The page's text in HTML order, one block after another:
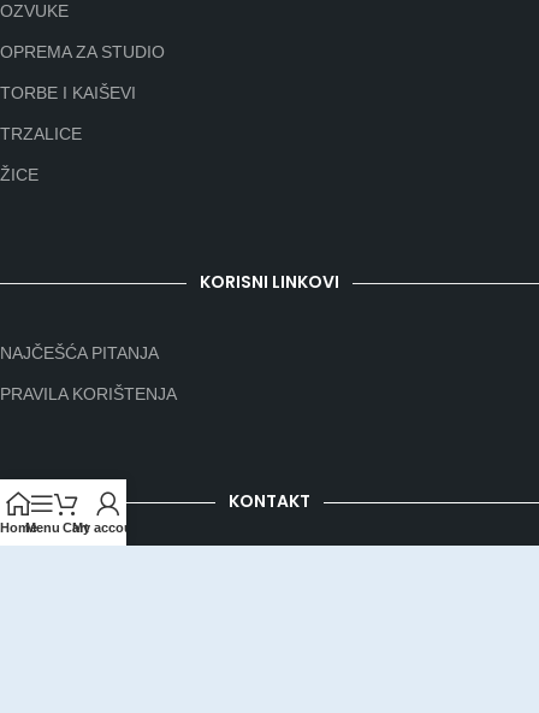
OZVUKE
OPREMA ZA STUDIO
TORBE I KAIŠEVI
TRZALICE
ŽICE
KORISNI LINKOVI
NAJČEŠĆA PITANJA
PRAVILA KORIŠTENJA
KONTAKT
HomeMenu Cart
My account